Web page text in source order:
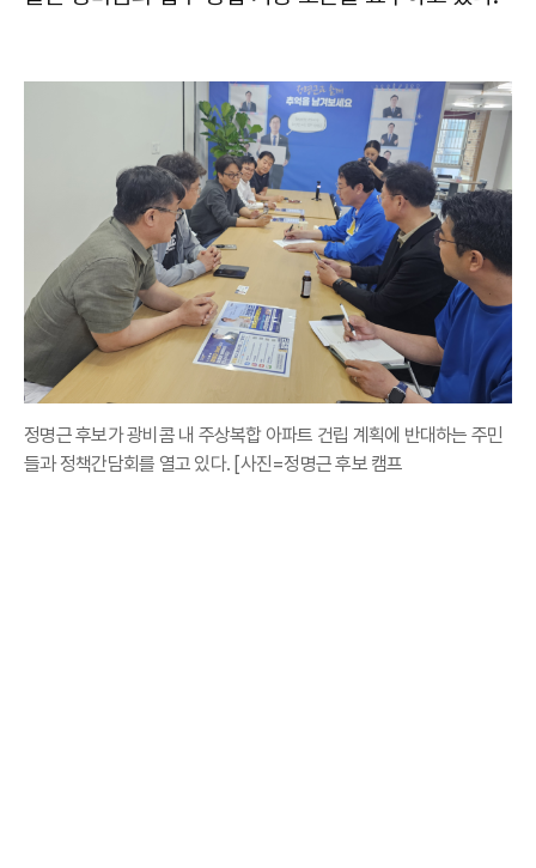
정명근 후보가 광비콤 내 주상복합 아파트 건립 계획에 반대하는 주민
들과 정책간담회를 열고 있다. [사진=정명근 후보 캠프